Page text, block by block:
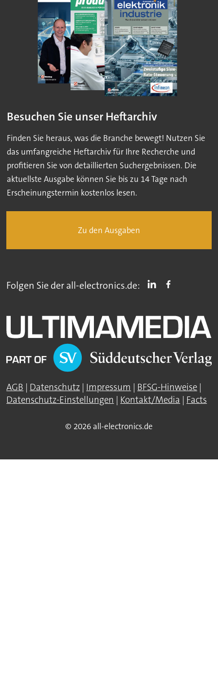
Besuchen Sie unser Heftarchiv
Finden Sie heraus, was die Branche bewegt! Nutzen Sie
das umfangreiche Heftarchiv für Ihre Recherche und
profitieren Sie von detaillierten Suchergebnissen. Die
aktuellste Ausgabe können Sie bis zu 14 Tage nach
Erscheinungstermin kostenlos lesen.
Zu den Ausgaben
Folgen Sie der all-electronics.de:
AGB | Datenschutz | Impressum | BFSG-Hinweise |
Datenschutz-Einstellungen | Kontakt/Media | Facts
© 2026 all-electronics.de